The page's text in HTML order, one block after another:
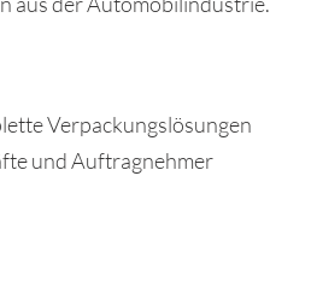
Verpackungslösungen
und Auftragnehmer